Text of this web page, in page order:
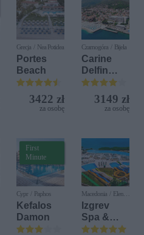
Grecja / Nea Potidea
Portes
Beach
3422 zł
za osobę
Czarnogóra / Bijela
Carine
Delfin
Bijela (ex.
Iberostar
Bijela
3149 zł
za osobę
First
Minute
Cypr / Paphos
Kefalos
Damon
Macedonia / Elen
Kamen
Izgrev
Spa &
Aquapark